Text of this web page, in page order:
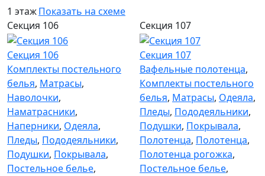
1 этажПоказать на схеме
Секция 106
Секция 106
Комплекты постельного
белья, Матрасы,
Наволочки,
Наматрасники,
Наперники, Одеяла,
Пледы, Пододеяльники,
Подушки, Покрывала,
Постельное белье,
Секция 107
Секция 107
Вафельные полотенца,
Комплекты постельного
белья, Матрасы, Одеяла,
Пледы, Пододеяльники,
Подушки, Покрывала,
Полотенца, Полотенца,
Полотенца рогожка,
Постельное белье,